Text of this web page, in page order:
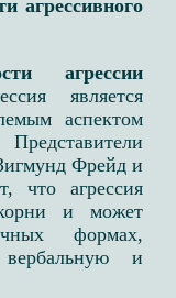
агрессивного
агрессии
является
аспектом
Фрейд и
что агрессия
и может
формах,
и